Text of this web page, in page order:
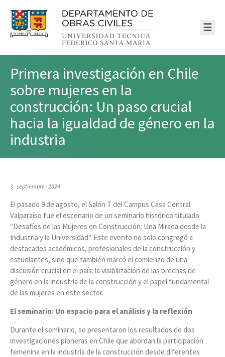
☰
Primera investigación en Chile
sobre mujeres en la
construcción: Un paso crucial
hacia la igualdad de género en la
industria
3 · septiembre · 2024
El pasado 9 de agosto, el Salón T del Campus Casa Central
Valparaíso fue el escenario de un seminario histórico titulado
"Desafíos de las Mujeres en Construcción: Una Mirada desde la
Industria y la Universidad". Este evento no solo congregó a
destacados académicos, profesionales de la construcción y
estudiantes, sino que también marcó el comienzo de una
discusión crucial en el país: la visibilización de las brechas de
género en la industria de la construcción y el papel fundamental
de las mujeres en este sector.
El seminario: Un espacio para el análisis y la reflexión
Durante el seminario, se presentaron los resultados de dos
investigaciones pioneras en Chile que abordan la participación
femenina en la industria de la construcción desde diferentes